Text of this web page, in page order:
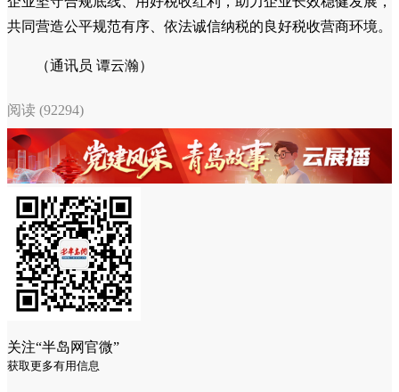
共同营造公平规范有序、依法诚信纳税的良好税收营商环境。
（通讯员 谭云瀚）
阅读 (92294)
关注“半岛网官微”
获取更多有用信息